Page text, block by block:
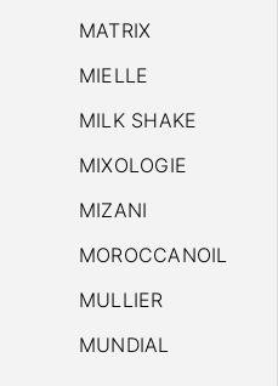
MATRIX
MIELLE
MILK SHAKE
MIXOLOGIE
MIZANI
MOROCCANOIL
MULLIER
MUNDIAL